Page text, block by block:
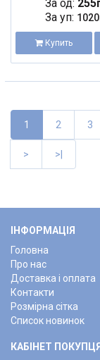
За од:
За уп:
Купить
1 2 3
> >|
ІНФОРМАЦІЯ
Головна
Про нас
Доставка і оплата
Контакти
Розмірна сітка
Список новинок
КАБІНЕТ ПОКУПЦЯ